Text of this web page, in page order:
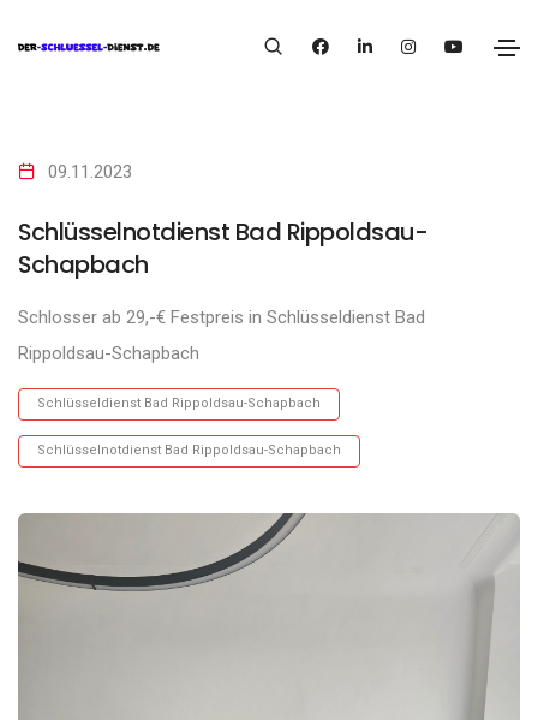
09.11.2023
Schlüsselnotdienst Bad Rippoldsau-
Schapbach
Schlosser ab 29,-€ Festpreis in Schlüsseldienst Bad
Rippoldsau-Schapbach
Schlüsseldienst Bad Rippoldsau-Schapbach
Schlüsselnotdienst Bad Rippoldsau-Schapbach